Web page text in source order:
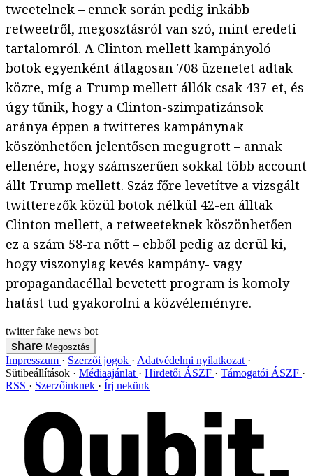
tweetelnek – ennek során pedig inkább
retweetről, megosztásról van szó, mint eredeti
tartalomról. A Clinton mellett kampányoló
botok egyenként átlagosan 708 üzenetet adtak
közre, míg a Trump mellett állók csak 437-et, és
úgy tűnik, hogy a Clinton-szimpatizánsok
aránya éppen a twitteres kampánynak
köszönhetően jelentősen megugrott – annak
ellenére, hogy számszerűen sokkal több account
állt Trump mellett. Száz főre levetítve a vizsgált
twitterezők közül botok nélkül 42-en álltak
Clinton mellett, a retweeteknek köszönhetően
ez a szám 58-ra nőtt – ebből pedig az derül ki,
hogy viszonylag kevés kampány- vagy
propagandacéllal bevetett program is komoly
hatást tud gyakorolni a közvéleményre.
twitter fake news bot
Megosztás
Impresszum Szerzői jogok
Adatvédelmi nyilatkozat
Sütibeállítások
Médiaajánlat Hirdetői ÁSZF
Támogatói ÁSZF
RSS
Szerzőinknek Írj nekünk